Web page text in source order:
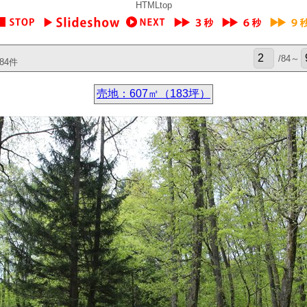
HTMLtop
件 /84～
売地：607㎡（183坪）